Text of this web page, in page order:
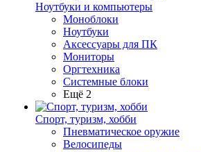
Ноутбуки и компьютеры
Моноблоки
Ноутбуки
Аксессуары для ПК
Мониторы
Оргтехника
Системные блоки
Ещё 2
Спорт, туризм, хобби
Пневматическое оружие
Велосипеды